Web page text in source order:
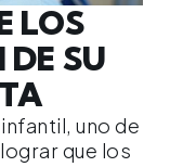
LOS
SU
uno de
que los